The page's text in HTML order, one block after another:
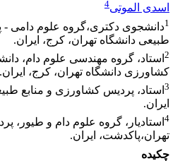
اسدی الموتی4
1دانشجوی دکتری،گروه علوم دامی -
طبیعی دانشگاه تهران، کرج، ایران.
2 استاد، گروه مهندسی علوم دام،
کشاورزی دانشگاه تهران، کرج، ایران.
3 استاد، پردیس کشاورزی و منابع
ایران.
4 استادیار، گروه علوم دام و طیور،
تهران،پاکدشت، ایران.
چکیده